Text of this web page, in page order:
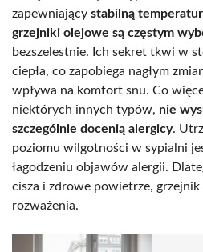
zapewniający stabilną
grzejniki olejowe są częstym
bezszelestnie. Ich sekret tkwi w
ciepła, co zapobiega nagłym
wpływa na komfort snu. Co
niektórych innych typów, nie
szczególnie docenią alergicy.
poziomu wilgotności w sypialni
łagodzeniu objawów alergii.
cisza i zdrowe powietrze,
rozważenia.